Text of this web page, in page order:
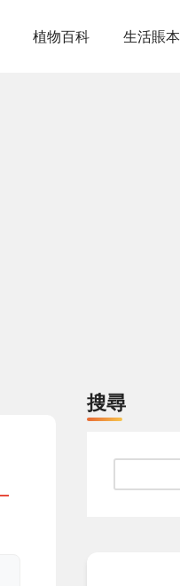
植物百科 生活賬本
搜尋